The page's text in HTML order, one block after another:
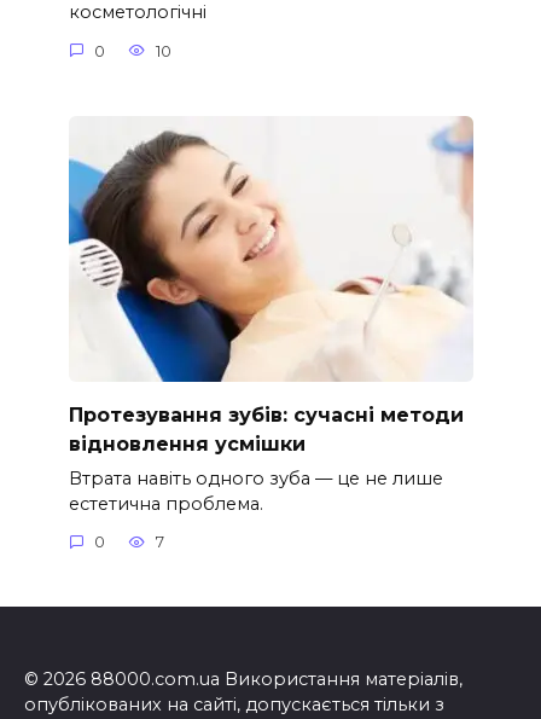
косметологічні
0 10
Протезування зубів: сучасні методи
відновлення усмішки
Втрата навіть одного зуба — це не лише
естетична проблема.
0 7
© 2026 88000.com.ua Використання матеріалів,
опублікованих на сайті, допускається тільки з